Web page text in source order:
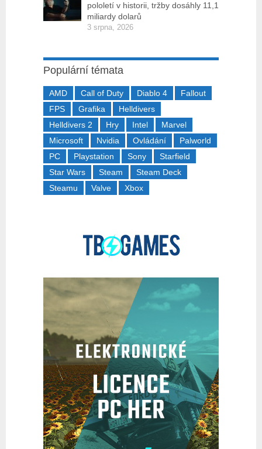
pololetí v historii, tržby dosáhly 11,1
miliardy dolarů
3 srpna, 2026
Populární témata
AMD Call of Duty Diablo 4
Fallout
FPS
Grafika
Helldivers
Helldivers 2
Hry Intel
Marvel
Microsoft
Nvidia Ovládání
Palworld
PC
Playstation Sony
Starfield
Star Wars
Steam
Steam Deck
Steamu
Valve Xbox